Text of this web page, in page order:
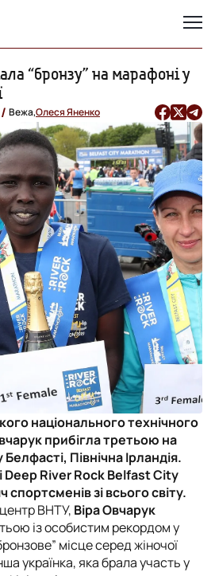
“бронзу” на марафоні у
Вежа,Олеся Яненко
національного технічного
прибігла третьою на
Північна Ірландія.
Deep River Rock Belfast City
спортсменів зі всього світу.
ВНТУ, Віра Овчарук
із особистим рекордом у
місце серед жіночої
українка, яка брала участь у